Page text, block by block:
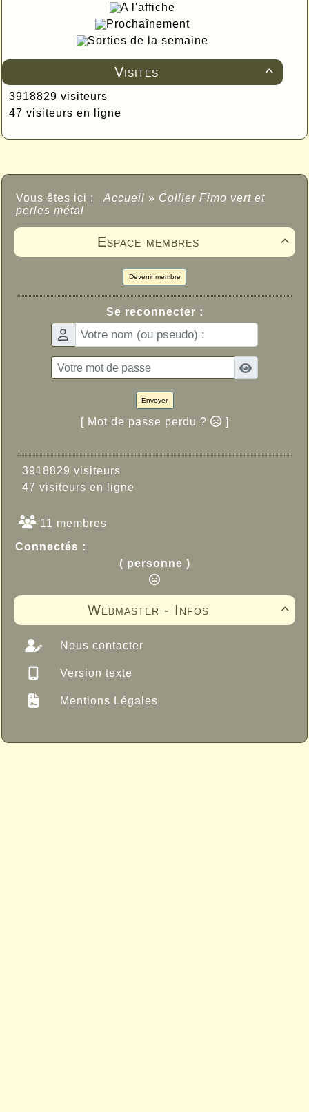
A l'affiche
Prochaînement
Sorties de la semaine

Visites
3918829 visiteurs
47 visiteurs en ligne
Vous êtes ici : Accueil » Collier Fimo vert et
perles métal

Espace membres
Devenir membre
Se reconnecter :
Envoyer
[ Mot de passe perdu ? ]
3918829 visiteurs
47 visiteurs en ligne
11 membres
Connectés :
( personne )

Webmaster - Infos
Nous contacter
Version texte
Mentions Légales